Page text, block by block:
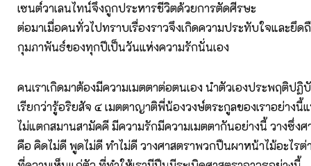
เซนต์วาเลนไทน์จึงถูกประหารชีวิตด้วยการตัดศีรษะ
ต่อมาเมื่อคนทั่วไปทราบเรื่องราวจึงเกิดความประทับใจและยึด
กุมภาพันธ์ของทุกปีเป็นวันแห่งความรักนั่นเอง
คนเราเกิดมาต้องมีความเมตตาต่อตนเอง นำตัวเองประพฤติปฏิ
เรียกว่ารู้อริยสัจ ๔ เมตตาญาติพี่น้องวงษ์ตระกูลของเราอย่างนี้
ไม่แตกสมานสามัคคี มีความรักมีความเมตตากันอย่างนี้ วางซึ่งศ
คือ คิดไม่ดี พูดไม่ดี ทำไม่ดี วางศาสตราพวกปืนผาหน้าไม้อะไรต่